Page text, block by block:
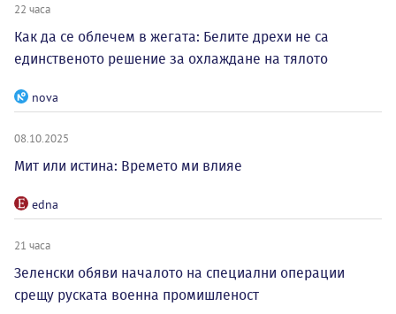
22 часа
Как да се облечем в жегата: Белите дрехи не са
единственото решение за охлаждане на тялото
nova
08.10.2025
Мит или истина: Времето ми влияе
edna
21 часа
Зеленски обяви началото на специални операции
срещу руската военна промишленост